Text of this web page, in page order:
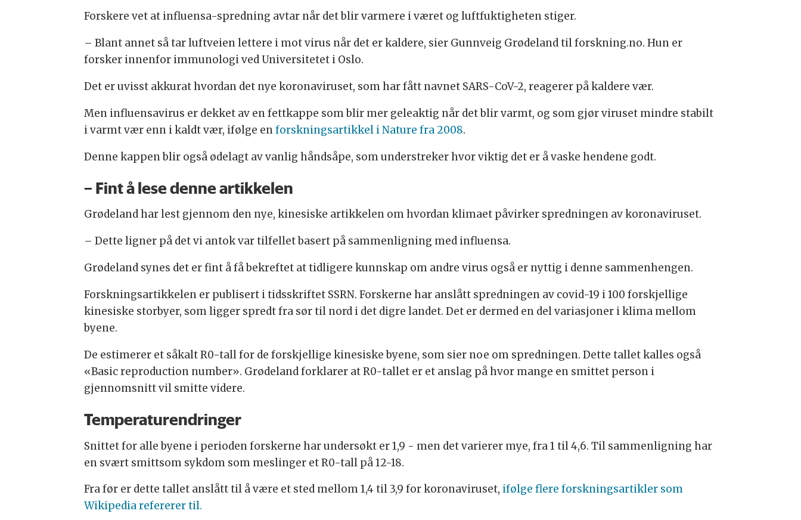
Forskere vet at influensa-spredning avtar når det blir varmere i været og luftfuktigheten stiger.
– Blant annet så tar luftveien lettere i mot virus når det er kaldere, sier Gunnveig Grødeland til forskning.no. Hun er
forsker innenfor immunologi ved Universitetet i Oslo.
Det er uvisst akkurat hvordan det nye koronaviruset, som har fått navnet SARS-CoV-2, reagerer på kaldere vær.
Men influensavirus er dekket av en fettkappe som blir mer geleaktig når det blir varmt, og som gjør viruset mindre stabilt
i varmt vær enn i kaldt vær, ifølge enforskningsartikkel i Nature fra 2008.
Denne kappen blir også ødelagt av vanlig håndsåpe, som understreker hvor viktig det er å vaske hendene godt.
– Fint å lese denne artikkelen
Grødeland har lest gjennom den nye, kinesiske artikkelen om hvordan klimaet påvirker spredningen av koronaviruset.
– Dette ligner på det vi antok var tilfellet basert på sammenligning med influensa.
Grødeland synes det er fint å få bekreftet at tidligere kunnskap om andre virus også er nyttig i denne sammenhengen.
Forskningsartikkelen er publisert i tidsskriftet SSRN. Forskerne har anslått spredningen av covid-19 i 100 forskjellige
kinesiske storbyer, som ligger spredt fra sør til nord i det digre landet. Det er dermed en del variasjoner i klima mellom
byene.
De estimerer et såkalt R0-tall for de forskjellige kinesiske byene, som sier noe om spredningen. Dette tallet kalles også
«Basic reproduction number». Grødeland forklarer at R0-tallet er et anslag på hvor mange en smittet person i
gjennomsnitt vil smitte videre.
Temperaturendringer
Snittet for alle byene i perioden forskerne har undersøkt er 1,9 - men det varierer mye, fra 1 til 4,6. Til sammenligning har
en svært smittsom sykdom som meslinger et R0-tall på 12-18.
Fra før er dette tallet anslått til å være et sted mellom 1,4 til 3,9 for koronaviruset, ifølge flere forskningsartikler som
Wikipedia refererer til.